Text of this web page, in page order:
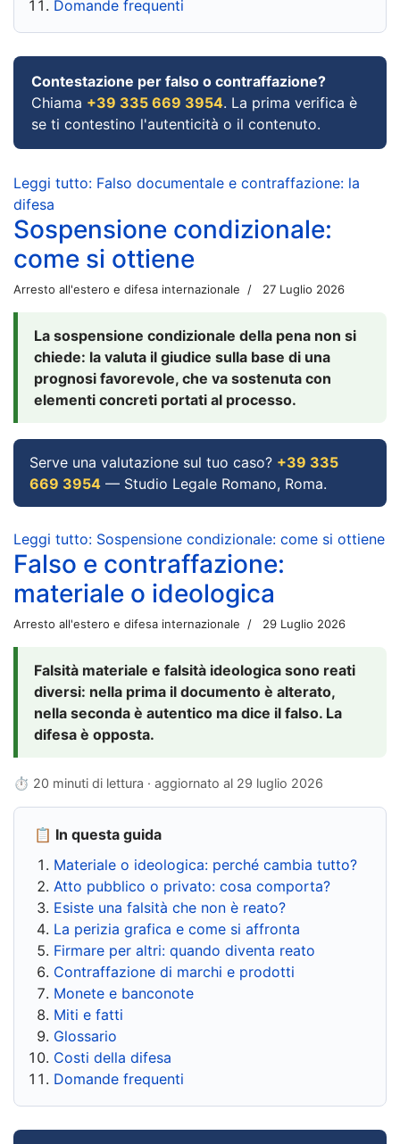
Domande frequenti
Contestazione per falso o contraffazione?
Chiama +39 335 669 3954. La prima verifica è
se ti contestino l'autenticità o il contenuto.
Leggi tutto: Falso documentale e contraffazione: la
difesa
Sospensione condizionale:
come si ottiene
Arresto all'estero e difesa internazionale 27 Luglio 2026
La sospensione condizionale della pena non si
chiede: la valuta il giudice sulla base di una
prognosi favorevole, che va sostenuta con
elementi concreti portati al processo.
Serve una valutazione sul tuo caso? +39 335
669 3954 — Studio Legale Romano, Roma.
Leggi tutto: Sospensione condizionale: come si ottiene
Falso e contraffazione:
materiale o ideologica
Arresto all'estero e difesa internazionale 29 Luglio 2026
Falsità materiale e falsità ideologica sono reati
diversi: nella prima il documento è alterato,
nella seconda è autentico ma dice il falso. La
difesa è opposta.
⏱ 20 minuti di lettura · aggiornato al 29 luglio 2026
📋 In questa guida
Materiale o ideologica: perché cambia tutto?
Atto pubblico o privato: cosa comporta?
Esiste una falsità che non è reato?
La perizia grafica e come si affronta
Firmare per altri: quando diventa reato
Contraffazione di marchi e prodotti
Monete e banconote
Miti e fatti
Glossario
Costi della difesa
Domande frequenti